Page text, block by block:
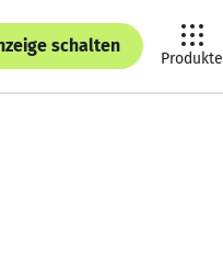
schalten
Produkte